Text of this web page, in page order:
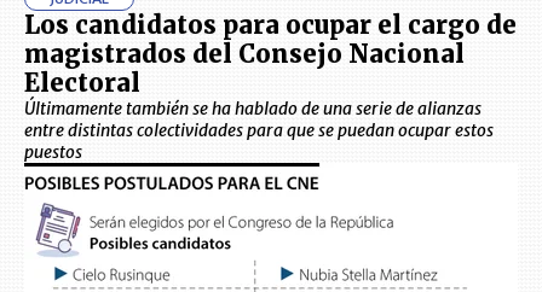
Los candidatos para ocupar el cargo de
magistrados del Consejo Nacional
Electoral
Últimamente también se ha hablado de una serie de alianzas
entre distintas colectividades para que se puedan ocupar estos
puestos